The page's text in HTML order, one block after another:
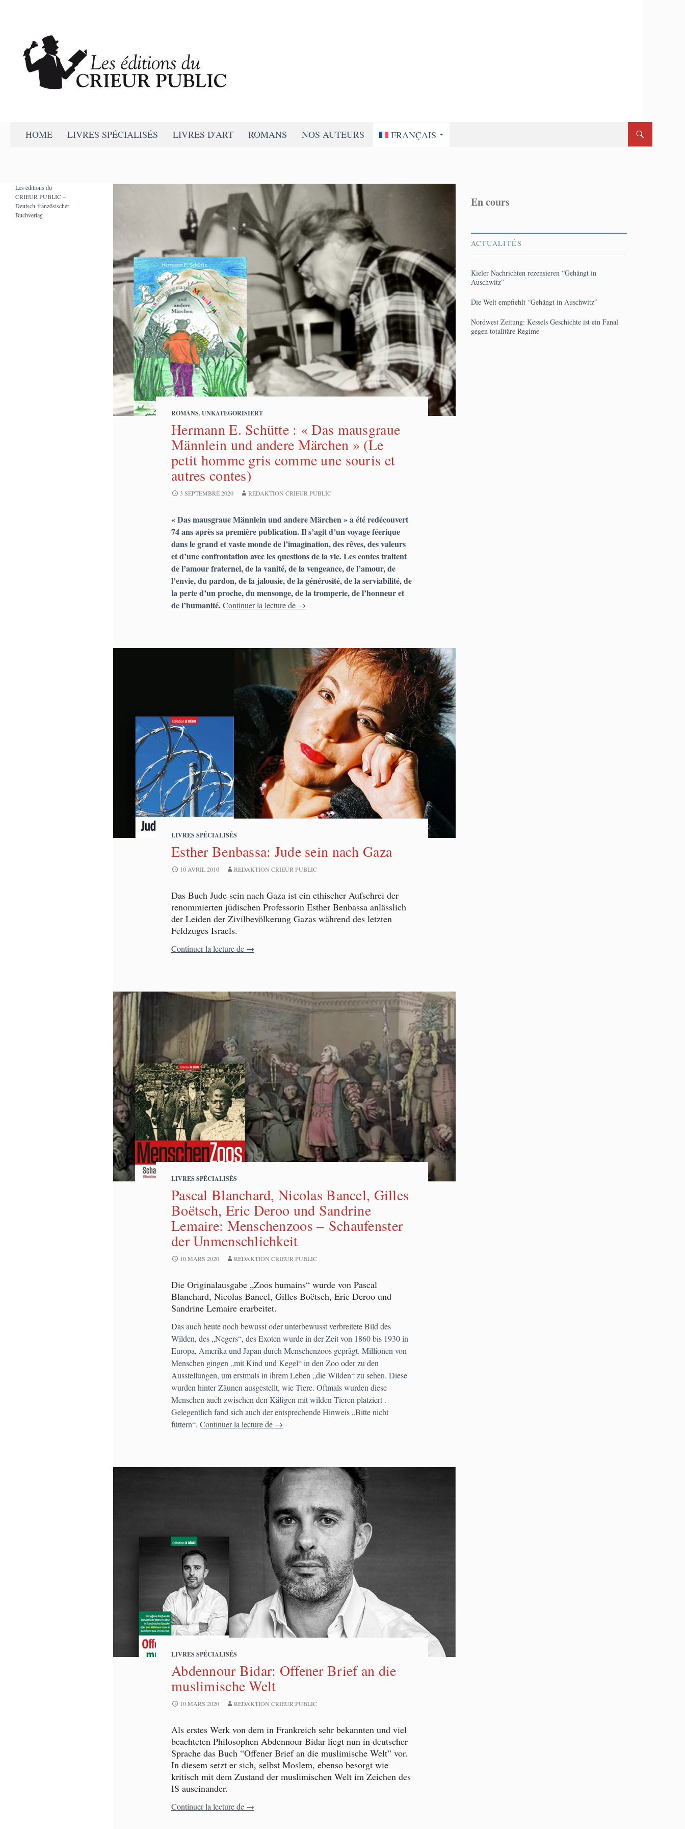
Crieur Public
HOME LIVRES SPÉCIALISÉS LIVRES D'ART ROMANS NOS AUTEURS FRANÇAIS
ROMANS,UNKATEGORISIERT
Hermann E. Schütte : « Das mausgraue
Männlein und andere Märchen » (Le
petit homme gris comme une souris et
autres contes)
3 SEPTEMBRE 2020 REDAKTION CRIEUR PUBLIC
« Das mausgraue Männlein und andere Märchen » a été redécouvert
74 ans après sa première publication. Il s’agit d’un voyage féerique
dans le grand et vaste monde de l’imagination, des rêves, des valeurs
et d’une confrontation avec les questions de la vie. Les contes traitent
de l’amour fraternel, de la vanité, de la vengeance, de l’amour, de
l’envie, du pardon, de la jalousie, de la générosité, de la serviabilité, de
la perte d’un proche, du mensonge, de la tromperie, de l’honneur et
de l’humanité.Continuer la lecture de Hermann E. Schütte : « Das mausgraue Männlein und andere Märchen » (Le petit homme gris comme une souris et
→
LIVRES SPÉCIALISÉS
Esther Benbassa: Jude sein nach Gaza
10 AVRIL 2010 REDAKTION CRIEUR PUBLIC
Das Buch Jude sein nach Gaza ist ein ethischer Aufschrei der
renommierten jüdischen Professorin Esther Benbassa anlässlich
der Leiden der Zivilbevölkerung Gazas während des letzten
Feldzuges Israels.
Continuer la lecture de Esther Benbassa: Jude sein nach Gaza
→
LIVRES SPÉCIALISÉS
Pascal Blanchard, Nicolas Bancel, Gilles
Boëtsch, Eric Deroo und Sandrine
Lemaire: Menschenzoos – Schaufenster
der Unmenschlichkeit
10 MARS 2020 REDAKTION CRIEUR PUBLIC
Die Originalausgabe „Zoos humains“ wurde von Pascal
Blanchard, Nicolas Bancel, Gilles Boëtsch, Eric Deroo und
Sandrine Lemaire erarbeitet.
Das auch heute noch bewusst oder unterbewusst verbreitete Bild des
Wilden, des „Negers“, des Exoten wurde in der Zeit von 1860 bis 1930 in
Europa, Amerika und Japan durch Menschenzoos geprägt. Millionen von
Menschen gingen „mit Kind und Kegel“ in den Zoo oder zu den
Ausstellungen, um erstmals in ihrem Leben „die Wilden“ zu sehen. Diese
wurden hinter Zäunen ausgestellt, wie Tiere. Oftmals wurden diese
Menschen auch zwischen den Käfigen mit wilden Tieren platziert .
Gelegentlich fand sich auch der entsprechende Hinweis „Bitte nicht
füttern“. Continuer la lecture de Pascal Blanchard, Nicolas Bancel, Gilles Boëtsch, Eric Deroo und Sandrine Lemaire: Menschenzoos – Schaufenster der
→
LIVRES SPÉCIALISÉS
Abdennour Bidar: Offener Brief an die
muslimische Welt
10 MARS 2020 REDAKTION CRIEUR PUBLIC
Als erstes Werk von dem in Frankreich sehr bekannten und viel
beachteten Philosophen Abdennour Bidar liegt nun in deutscher
Sprache das Buch “Offener Brief an die muslimische Welt” vor.
In diesem setzt er sich, selbst Moslem, ebenso besorgt wie
kritisch mit dem Zustand der muslimischen Welt im Zeichen des
IS auseinander.
Continuer la lecture de Abdennour Bidar: Offener Brief an die muslimische Welt
→
En cours
ACTUALITÉS
Kieler Nachrichten rezensieren “Gehängt in
Auschwitz”
Die Welt empfiehlt “Gehängt in Auschwitz”
Nordwest Zeitung: Kessels Geschichte ist ein Fanal
gegen totalitäre Regime
Deutsch-französischer Verlag
Les éditions du
CRIEUR PUBLIC –
Deutsch-französischer
Buchverlag